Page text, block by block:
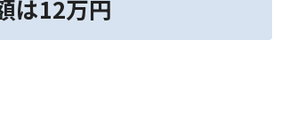
は12万円